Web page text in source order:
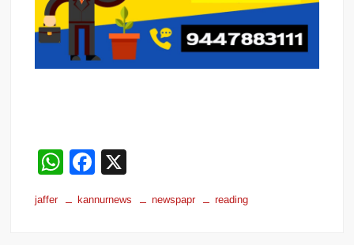
W
at
F
c
jaffer kannurnews newspapr reading